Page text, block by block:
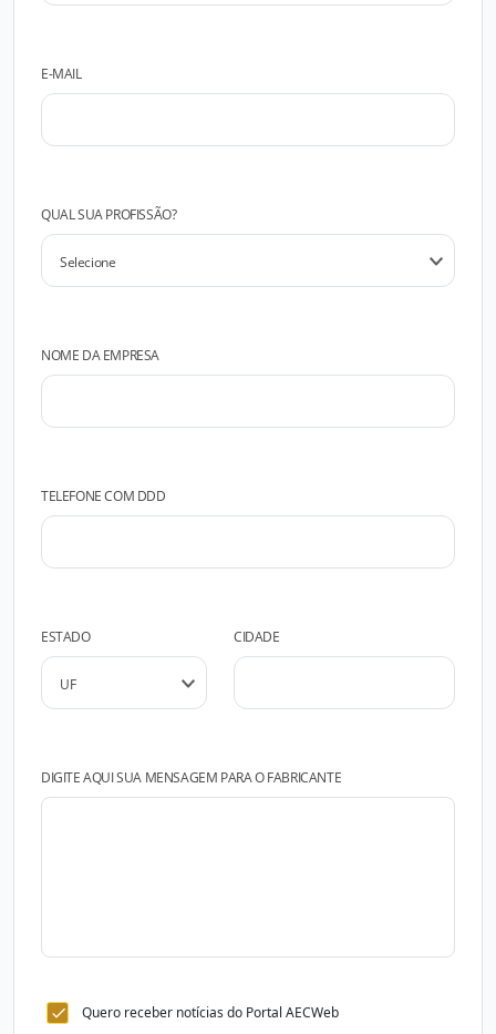
E-MAIL
QUAL SUA PROFISSÃO?
NOME DA EMPRESA
TELEFONE COM DDD
ESTADO CIDADE
DIGITE AQUI SUA MENSAGEM PARA O FABRICANTE
Quero receber notícias do Portal AECWeb